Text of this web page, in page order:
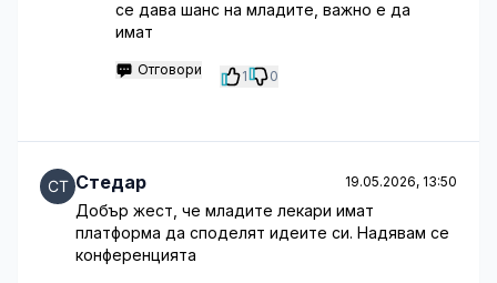
се дава шанс на младите, важно е да
имат
Отговори 1 0
Стедар 19.05.2026, 13:50
Добър жест, че младите лекари имат
платформа да споделят идеите си. Надявам се
конференцията